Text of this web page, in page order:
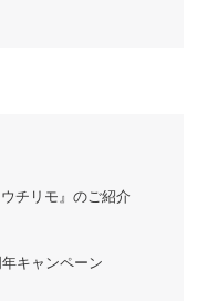
チリモ』のご紹介
年キャンペーン